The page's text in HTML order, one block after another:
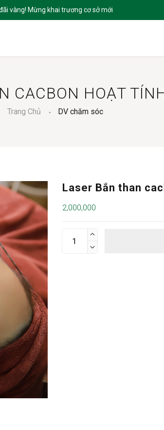
CACBON HOẠT
Trang Chủ DV chăm sóc
Laser Bắn than
2,000,000

